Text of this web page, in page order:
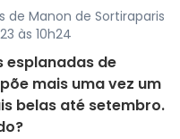
de Manon de Sortiraparis
às 10h24
esplanadas de
mais uma vez um
belas até setembro.